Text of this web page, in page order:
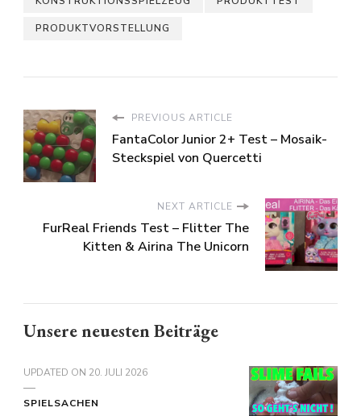
PRODUKTVORSTELLUNG
PREVIOUS ARTICLE
FantaColor Junior 2+ Test – Mosaik-
Steckspiel von Quercetti
NEXT ARTICLE
FurReal Friends Test – Flitter The
Kitten & Airina The Unicorn
Unsere neuesten Beiträge
UPDATED ON 20. JULI 2026
SPIELSACHEN